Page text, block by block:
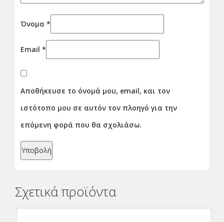
Όνομα *
Email *
Αποθήκευσε το όνομά μου, email, και τον
ιστότοπο μου σε αυτόν τον πλοηγό για την
επόμενη φορά που θα σχολιάσω.
Σχετικά προϊόντα